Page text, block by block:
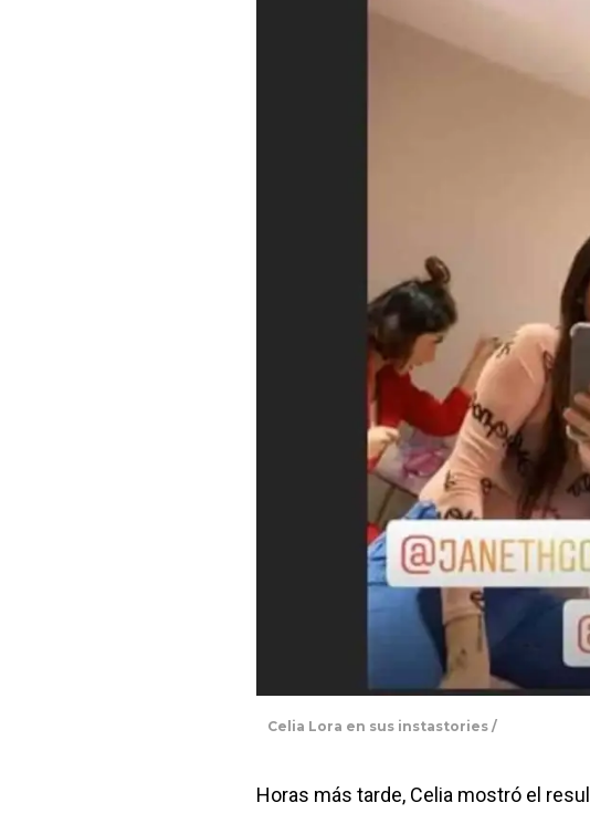
Celia Lora en sus instastories /
Horas más tarde, Celia mostró el